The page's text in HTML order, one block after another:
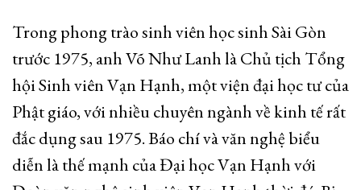
Trong phong trào sinh viên học sinh Sài Gòn
trước 1975, anh Võ Như Lanh là Chủ tịch Tổng
hội Sinh viên Vạn Hạnh, một viện đại học tư của
Phật giáo, với nhiều chuyên ngành về kinh tế rất
đắc dụng sau 1975. Báo chí và văn nghệ biểu
diễn là thế mạnh của Đại học Vạn Hạnh với